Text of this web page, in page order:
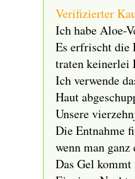
Verifizierter
Ich habe Aloe-
Es erfrischt die
traten keinerlei
Ich verwende
Haut
Unsere
Die Entnahme
wenn man
Das Gel